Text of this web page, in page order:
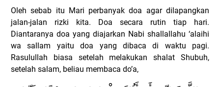
Oleh sebab itu Mari perbanyak doa agar dilapangkan
jalan-jalan rizki kita. Doa secara rutin tiap hari.
Diantaranya doa yang diajarkan Nabi shallallahu ‘alaihi
wa sallam yaitu doa yang dibaca di waktu pagi.
Rasulullah biasa setelah melakukan shalat Shubuh,
setelah salam, beliau membaca do’a,